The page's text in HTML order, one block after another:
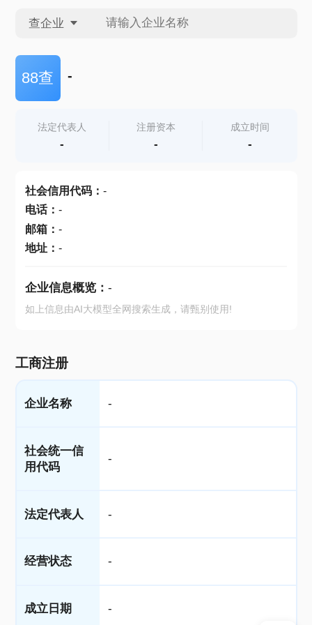
查企业
查企业
查产地
88查 -
法定代表人
-
注册资本
-
成立时间
-
社会信用代码： -
电话： -
邮箱： -
地址： -
企业信息概览： -
如上信息由AI大模型全网搜索生成，请甄别使用!
工商注册
企业名称 -
社会统一信
用代码
-
法定代表人 -
经营状态 -
成立日期 -